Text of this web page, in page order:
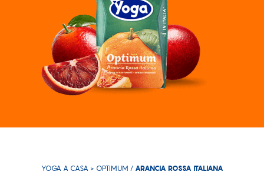
YOGA A CASA > OPTIMUM / ARANCIA ROSSA ITALIANA